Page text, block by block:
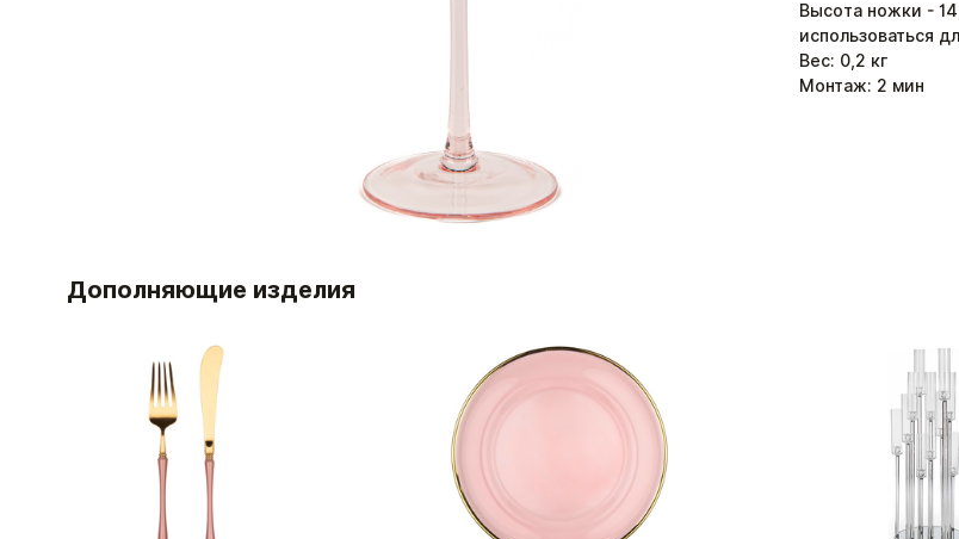
Высота ножки -
использоваться
Вес: 0,2 кг
Монтаж: 2 мин
Дополняющие изделия